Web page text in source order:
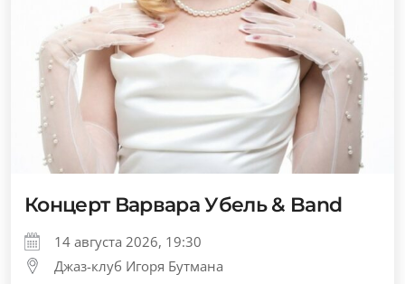
Концерт Варвара Убель & Band
14 августа 2026, 19:30
Джаз-клуб Игоря Бутмана